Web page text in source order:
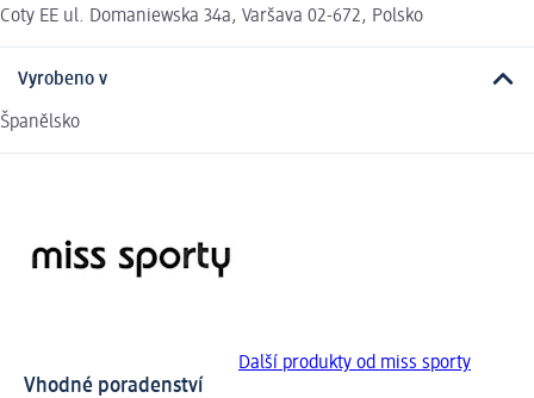
Coty EE ul. Domaniewska 34a, Varšava 02-672, Polsko
Vyrobeno v
Španělsko
Další produkty od miss sporty
Vhodné poradenství